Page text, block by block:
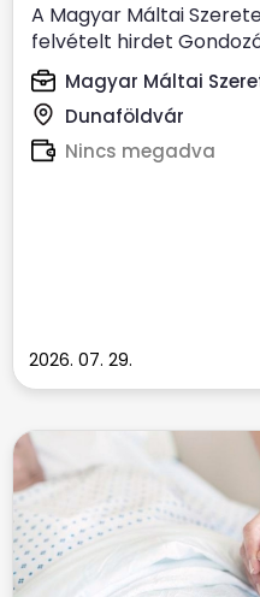
A Magyar Máltai
felvételt hirdet
Magyar Máltai
Dunaföldvár
Nincs megadva
2026. 07. 29.